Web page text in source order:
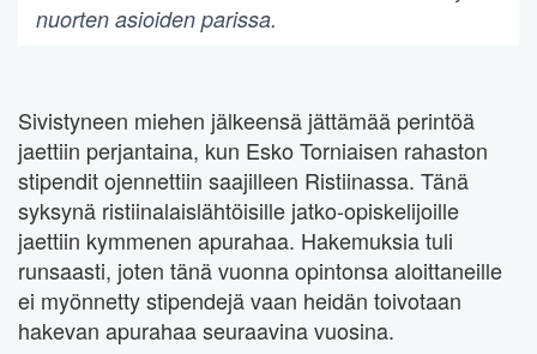
nuorten asioiden parissa.
Sivistyneen miehen jälkeensä jättämää perintöä
jaettiin perjantaina, kun Esko Torniaisen rahaston
stipendit ojennettiin saajilleen Ristiinassa. Tänä
syksynä ristiinalaislähtöisille jatko-opiskelijoille
jaettiin kymmenen apurahaa. Hakemuksia tuli
runsaasti, joten tänä vuonna opintonsa aloittaneille
ei myönnetty stipendejä vaan heidän toivotaan
hakevan apurahaa seuraavina vuosina.